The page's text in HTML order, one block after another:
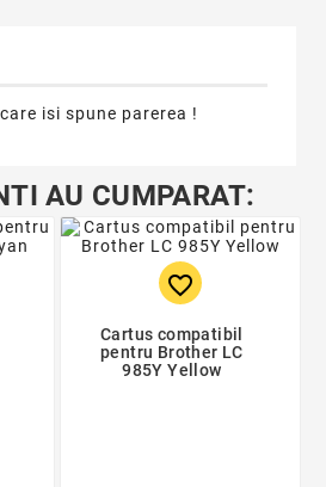
isi spune parerea !
AU CUMPARAT:
favorite_border
Cartus compatibil
pentru Brother LC
985Y Yellow